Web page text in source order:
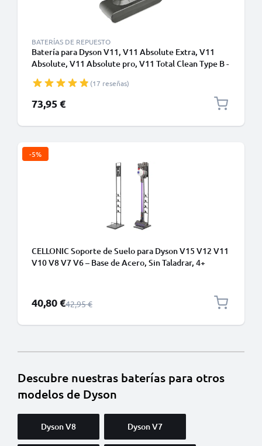
BATERÍAS DE REPUESTO
Batería para Dyson V11, V11 Absolute Extra, V11
Absolute, V11 Absolute pro, V11 Total Clean Type B -
(17 reseñas)
73,95 €
-5%
CELLONIC Soporte de Suelo para Dyson V15 V12 V11
V10 V8 V7 V6 – Base de Acero, Sin Taladrar, 4+
Precio especial
40,80 €Precio normal
42,95 €
Descubre nuestras baterías para otros
modelos de Dyson
Dyson V8 Dyson V7